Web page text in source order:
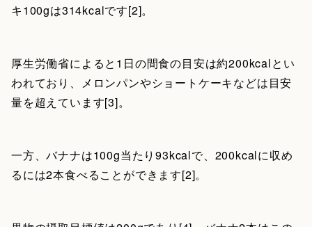
キ100gは314kcalです[2]。
厚生労働省によると1日の間食の目安は約200kcalとい
われており、メロンパンやショートケーキなどは目安
量を超えています[3]。
一方、バナナは100g当たり93kcalで、200kcalに収め
るには2本食べることができます[2]。